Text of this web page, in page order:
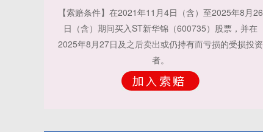
【索赔条件】在2021年11月4日（含）至2025年8月26
日（含）期间买入ST新华锦（600735）股票，并在
2025年8月27日及之后卖出或仍持有而亏损的受损投资
者。